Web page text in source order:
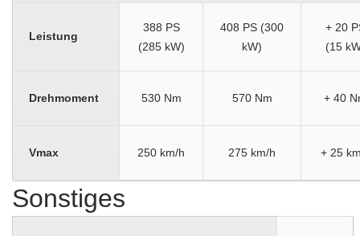
Leistung
388 PS
(285 kW)
408 PS (300
kW)
+ 20
(15
Drehmoment 530 Nm 570 Nm + 40
Vmax 250 km/h 275 km/h + 25
Sonstiges